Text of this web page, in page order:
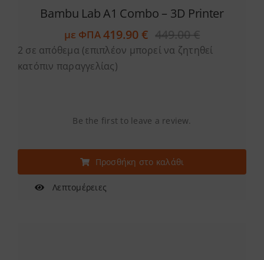
Bambu Lab A1 Combo – 3D Printer
449.00 €
price
419.90€
τρέχουσα
με ΦΠΑ
2 σε απόθεμα (επιπλέον μπορεί να ζητηθεί
κατόπιν παραγγελίας)
Be the first to leave a review.
Προσθήκη στο καλάθι
Λεπτομέρειες